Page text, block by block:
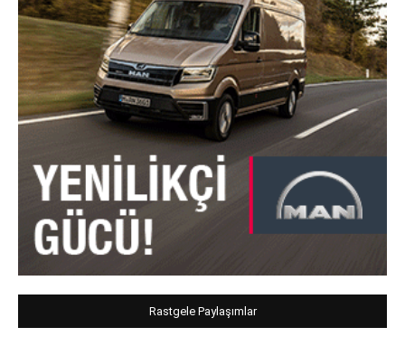
Rastgele Paylaşımlar